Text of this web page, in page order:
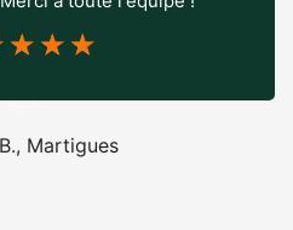
Martigues
☆ ☆ ☆